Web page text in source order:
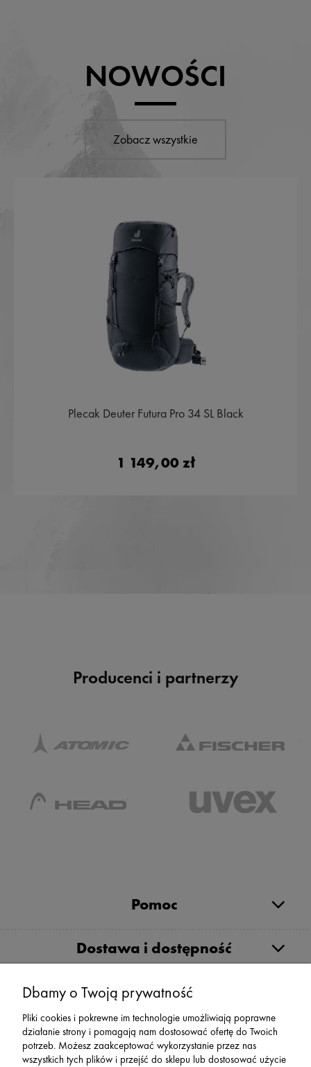
NOWOŚCI
Zobacz wszystkie
Plecak Deuter Futura Pro 34 SL Black
1 149,00 zł
Producenci i partnerzy
Pomoc
Dostawa i dostępność
Moje konto
Serwis
Dbamy o Twoją prywatność
Pliki cookies i pokrewne im technologie umożliwiają poprawne
działanie strony i pomagają nam dostosować ofertę do Twoich
potrzeb. Możesz zaakceptować wykorzystanie przez nas
wszystkich tych plików i przejść do sklepu lub dostosować użycie